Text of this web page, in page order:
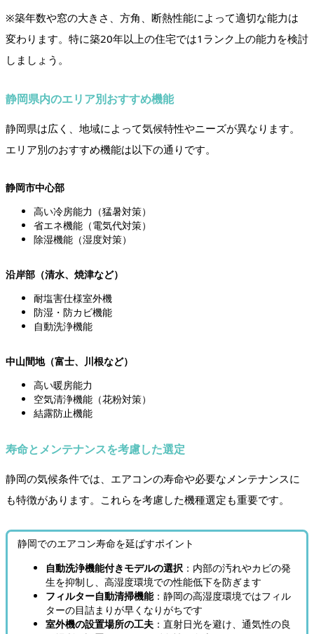
※築年数や窓の大きさ、方角、断熱性能によって適切な能力は
変わります。特に築20年以上の住宅では1ランク上の能力を検討
しましょう。
静岡県内のエリア別おすすめ機能
静岡県は広く、地域によって気候特性やニーズが異なります。
エリア別のおすすめ機能は以下の通りです。
静岡市中心部
高い冷房能力（猛暑対策）
省エネ機能（電気代対策）
除湿機能（湿度対策）
沿岸部（清水、焼津など）
耐塩害仕様室外機
防湿・防カビ機能
自動洗浄機能
中山間地（富士、川根など）
高い暖房能力
空気清浄機能（花粉対策）
結露防止機能
寿命とメンテナンスを考慮した選定
静岡の気候条件では、エアコンの寿命や必要なメンテナンスに
も特徴があります。これらを考慮した機種選定も重要です。
静岡でのエアコン寿命を延ばすポイント
自動洗浄機能付きモデルの選択 ：内部の汚れやカビの発
生を抑制し、高湿度環境での性能低下を防ぎます
フィルター自動清掃機能：静岡の高湿度環境ではフィル
ターの目詰まりが早くなりがちです
室外機の設置場所の工夫 ：直射日光を避け、通気性の良